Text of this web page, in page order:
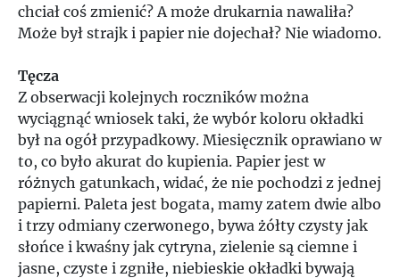
chciał coś zmienić? A może drukarnia nawaliła?
Może był strajk i papier nie dojechał? Nie wiadomo.
Tęcza
Z obserwacji kolejnych roczników można
wyciągnąć wniosek taki, że wybór koloru okładki
był na ogół przypadkowy. Miesięcznik oprawiano w
to, co było akurat do kupienia. Papier jest w
różnych gatunkach, widać, że nie pochodzi z jednej
papierni. Paleta jest bogata, mamy zatem dwie albo
i trzy odmiany czerwonego, bywa żółty czysty jak
słońce i kwaśny jak cytryna, zielenie są ciemne i
jasne, czyste i zgniłe, niebieskie okładki bywają